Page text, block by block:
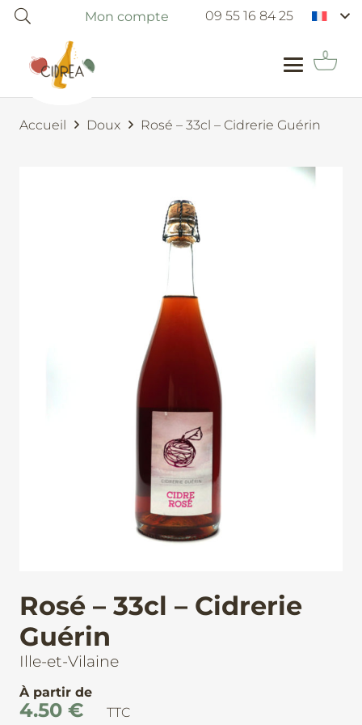
Mon compte 09 55 16 84 25
Accueil Doux Rosé – 33cl – Cidrerie Guérin
Rosé – 33cl – Cidrerie
Guérin
Ille-et-Vilaine
À partir de
4.50 € TTC